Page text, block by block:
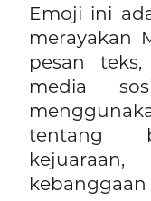
Emoji ini
merayakan
pesan
media
tentang